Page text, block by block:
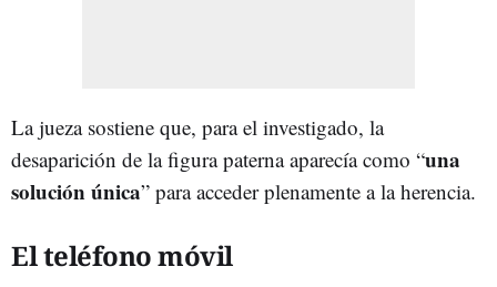
La jueza sostiene que, para el investigado, la
desaparición de la figura paterna aparecía como “una
solución única” para acceder plenamente a la herencia.
El teléfono móvil